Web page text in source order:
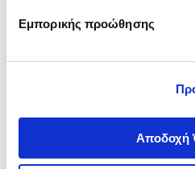
Εμπορικής προώθησης
Αποδοχή